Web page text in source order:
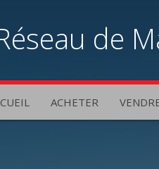
ACHETER
de